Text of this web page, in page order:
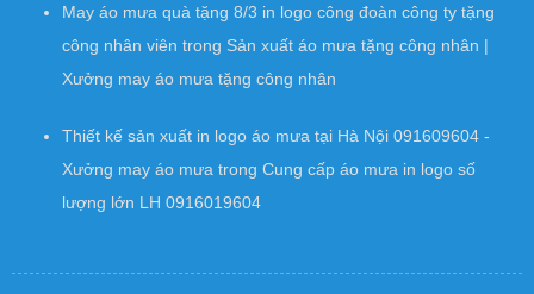
May áo mưa quà tặng 8/3 in logo công đoàn công ty tặng
công nhân viên trong Sản xuất áo mưa tặng công nhân |
Xưởng may áo mưa tặng công nhân
Thiết kế sản xuất in logo áo mưa tại Hà Nội 091609604 -
Xưởng may áo mưa trong Cung cấp áo mưa in logo số
lượng lớn LH 0916019604